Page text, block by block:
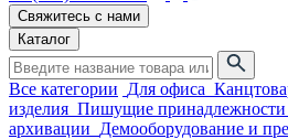
Свяжитесь с нами
Каталог
Все категории Для офиса
изделия Пишущие принадлежности
архивации Демооборудование и